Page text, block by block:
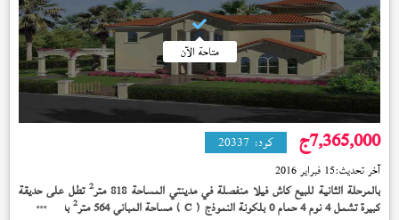
متاحة الآن
7,365,000ج كود: 20337
آخر تحديث:15 فبراير 2016
بالمرحلة الثانية للبيع كاش فيلا منفصلة في مدينتي المساحة 818 متر 2 تطل على حديقة
كبيرة تشمل 4 نوم 4 حمام 0 بلكونة النموذج ( C) مساحة المباني 564 متر 2بدون تشطيب